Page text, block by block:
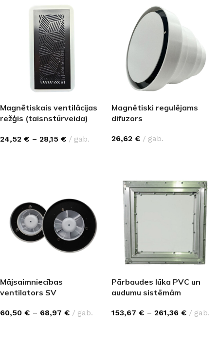
Magnētiskais ventilācijas
režģis (taisnstūrveida)
24,52 € – 28,15 € gab.
Magnētiski regulējams
difuzors
26,62 € gab.
Mājsaimniecības
ventilators SV
60,50 € – 68,97 € gab.
Pārbaudes lūka PVC un
audumu sistēmām
153,67 € – 261,36 € gab.